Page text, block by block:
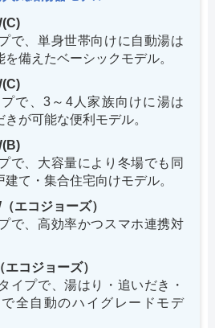
で、単身世帯向けに自動湯は
を備えたベーシックモデル。
で、3～4人家族向けに湯は
が可能な便利モデル。
で、大容量により冬場でも同
て・集合住宅向けモデル。
エコジョーズ）
で、高効率かつスマホ連携対
コジョーズ）
イプで、湯はり・追いだき・
全自動のハイグレードモデ